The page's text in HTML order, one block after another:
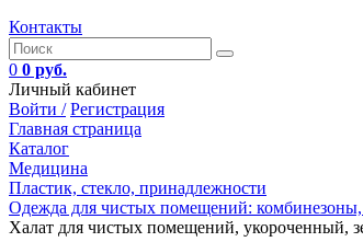
Контакты
0 0 руб.
Личный кабинет
Войти / Регистрация
Главная страница
Каталог
Медицина
Пластик, стекло, принадлежности
Одежда для чистых помещений:
Халат для чистых помещений, укороченный,